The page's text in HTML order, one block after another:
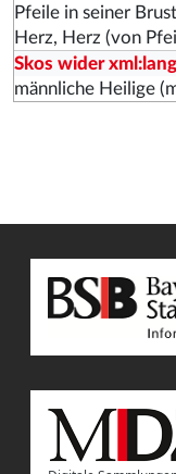
Pfeile in seiner
Herz, Herz (von
Skos wider
männliche Heilige